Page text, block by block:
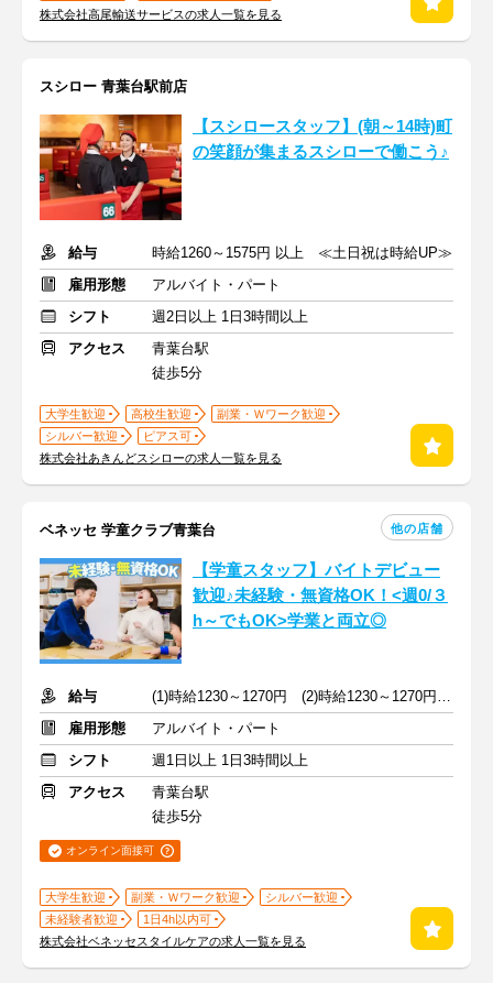
株式会社高尾輸送サービスの求人一覧を見る
スシロー 青葉台駅前店
【スシロースタッフ】(朝～14時)町
の笑顔が集まるスシローで働こう♪
給与
時給1260～1575円 以上 ≪土日祝は時給UP≫
雇用形態
アルバイト・パート
シフト
週2日以上 1日3時間以上
アクセス
青葉台駅
徒歩5分
大学生歓迎 高校生歓迎
副業・Ｗワーク歓迎
シルバー歓迎
ピアス可
株式会社あきんどスシローの求人一覧を見る
ベネッセ 学童クラブ青葉台 他の店舗
【学童スタッフ】バイトデビュー
歓迎♪未経験・無資格OK！<週0/３
h～でもOK>学業と両立◎
給与
(1)時給1230～1270円 (2)時給1230～1270円 +交通費支給
雇用形態
アルバイト・パート
シフト
週1日以上 1日3時間以上
アクセス
青葉台駅
徒歩5分
オンライン面接可
大学生歓迎 副業・Ｗワーク歓迎
シルバー歓迎
未経験者歓迎
1日4h以内可
株式会社ベネッセスタイルケアの求人一覧を見る